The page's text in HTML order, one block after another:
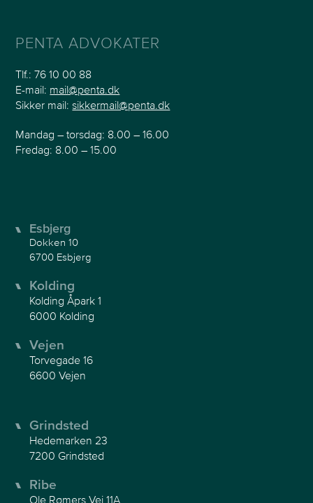
PENTA ADVOKATER
Tlf.:76 10 00 88
E-mail: mail@penta.dk
Sikker mail:sikkermail@penta.dk
Mandag – torsdag: 8.00 – 16.00
Fredag: 8.00 – 15.00
Esbjerg
Dokken 10
6700 Esbjerg
Kolding
Kolding Åpark 1
6000 Kolding
Vejen
Torvegade 16
6600 Vejen
Grindsted
Hedemarken 23
7200 Grindsted
Ribe
Ole Rømers Vej 11A